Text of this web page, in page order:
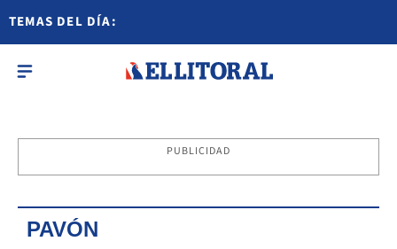
TEMAS DEL DÍA:
PUBLICIDAD
PAVÓN